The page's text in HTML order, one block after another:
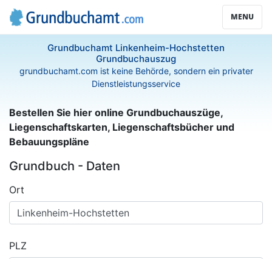
MENU
Grundbuchamt Linkenheim-Hochstetten
Grundbuchauszug
grundbuchamt.com ist keine Behörde, sondern ein privater
Dienstleistungsservice
Bestellen Sie hier online Grundbuchauszüge,
Liegenschaftskarten, Liegenschaftsbücher und
Bebauungspläne
Grundbuch - Daten
Ort
PLZ